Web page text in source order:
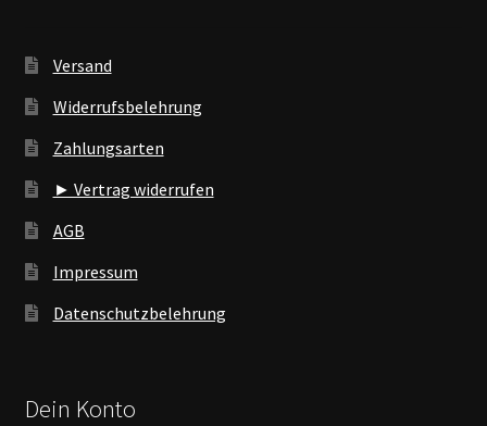
Versand
Widerrufsbelehrung
Zahlungsarten
► Vertrag widerrufen
AGB
Impressum
Datenschutzbelehrung
Dein Konto